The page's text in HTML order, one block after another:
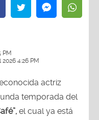
PM
4:26 PM
actriz
temporada del
el cual ya está